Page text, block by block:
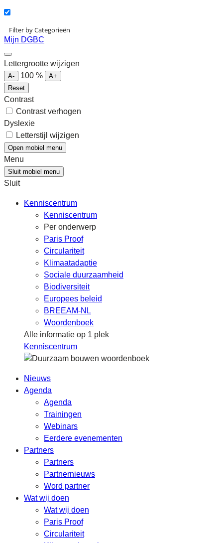
Filter by Categorieën
Mijn DGBC
Lettergrootte wijzigen
A- 100 %
A+
Reset
Contrast
Contrast verhogen
Dyslexie
Letterstijl wijzigen
Open mobiel menu
Menu
Sluit mobiel menu
Sluit
Kenniscentrum
Kenniscentrum
Per onderwerp
Paris Proof
Circulariteit
Klimaatadaptie
Sociale duurzaamheid
Biodiversiteit
Europees beleid
BREEAM-NL
Woordenboek
Alle informatie op 1 plek
Kenniscentrum
Nieuws
Agenda
Agenda
Trainingen
Webinars
Eerdere evenementen
Partners
Partners
Partnernieuws
Word partner
Wat wij doen
Wat wij doen
Paris Proof
Circulariteit